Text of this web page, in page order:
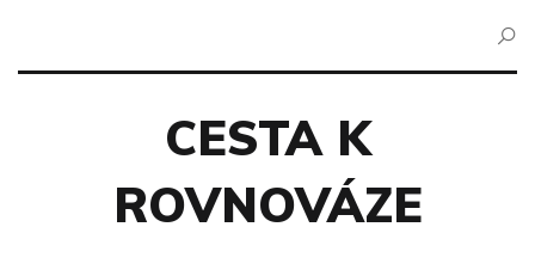
CESTA K
ROVNOVÁZE